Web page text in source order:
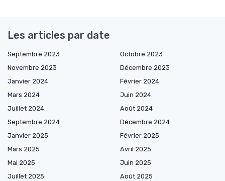
Les articles par date
Septembre 2023
Octobre 2023
Novembre 2023
Décembre 2023
Janvier 2024
Février 2024
Mars 2024
Juin 2024
Juillet 2024
Août 2024
Septembre 2024
Décembre 2024
Janvier 2025
Février 2025
Mars 2025
Avril 2025
Mai 2025
Juin 2025
Juillet 2025
Août 2025